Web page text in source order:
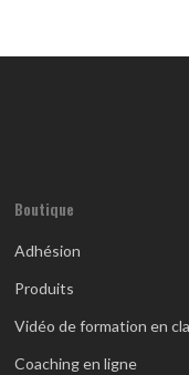
Boutique
Adhésion
Produits
Vidéo de formation en
Coaching en ligne